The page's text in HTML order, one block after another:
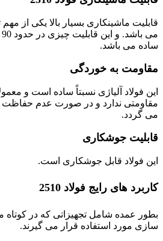
قابلیت ماشینکاری بسیار بالا یکی از
ساده می باشد.
مقاومت به خوردگی
این فولاد آلیاژی نسبتاً ساده است و
مقاومتی ندارد و در صورت عدم حفاظت
می گردد.
قابلیت جوشکاری
این فولاد قابل جوشکاری است.
کاربرد های رایج فولاد 2510
بطور عمده شامل تجهیزاتی که در
سازی مورد استفاده قرار می گیرند.